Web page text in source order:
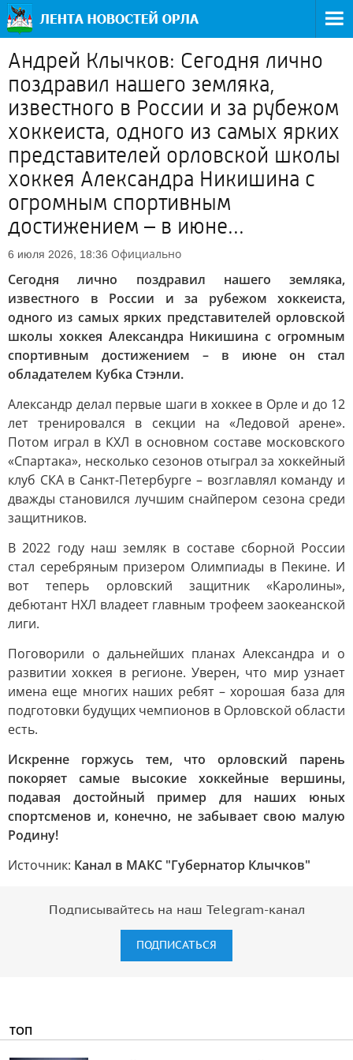
Андрей Клычков: Сегодня лично
поздравил нашего земляка,
известного в России и за рубежом
хоккеиста, одного из самых ярких
представителей орловской школы
хоккея Александра Никишина с
огромным спортивным
достижением – в июне...
6 июля 2026, 18:36 Официально
Сегодня лично поздравил нашего земляка,
известного в России и за рубежом хоккеиста,
одного из самых ярких представителей орловской
школы хоккея Александра Никишина с огромным
спортивным достижением – в июне он стал
обладателем Кубка Стэнли.
Александр делал первые шаги в хоккее в Орле и до 12
лет тренировался в секции на «Ледовой арене».
Потом играл в КХЛ в основном составе московского
«Спартака», несколько сезонов отыграл за хоккейный
клуб СКА в Санкт-Петербурге – возглавлял команду и
дважды становился лучшим снайпером сезона среди
защитников.
В 2022 году наш земляк в составе сборной России
стал серебряным призером Олимпиады в Пекине. И
вот теперь орловский защитник «Каролины»,
дебютант НХЛ владеет главным трофеем заокеанской
лиги.
Поговорили о дальнейших планах Александра и о
развитии хоккея в регионе. Уверен, что мир узнает
имена еще многих наших ребят – хорошая база для
подготовки будущих чемпионов в Орловской области
есть.
Искренне горжусь тем, что орловский парень
покоряет самые высокие хоккейные вершины,
подавая достойный пример для наших юных
спортсменов и, конечно, не забывает свою малую
Родину!
Источник: Канал в МАКС "Губернатор Клычков"
Подписывайтесь на наш Telegram-канал
ПОДПИСАТЬСЯ
ТОП